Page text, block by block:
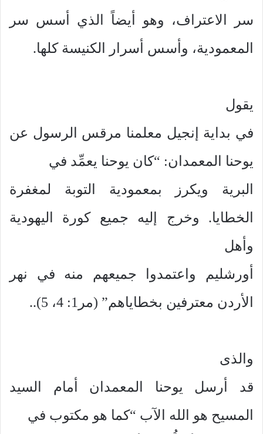
سر الاعتراف، وهو أيضاً الذي أسس سر
المعمودية، وأسس أسرار الكنيسة كلها.
يقول
في بداية إنجيل معلمنا مرقس الرسول عن
يوحنا المعمدان: “كان يوحنا يعمِّد في
البرية ويكرز بمعمودية التوبة لمغفرة
الخطايا. وخرج إليه جميع كورة اليهودية
وأهل
أورشليم واعتمدوا جميعهم منه في نهر
الأردن معترفين بخطاياهم” (مر1: 4، 5)..
والذى
قد أرسل يوحنا المعمدان أمام السيد
المسيح هو الله الآب “كما هو مكتوب في